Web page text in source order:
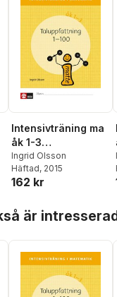
Intensivträning ma
åk 1-3
Taluppfattning 1-
100 Elevhäfte
Ingrid Olsson
Häftad, 2015
162 kr
är